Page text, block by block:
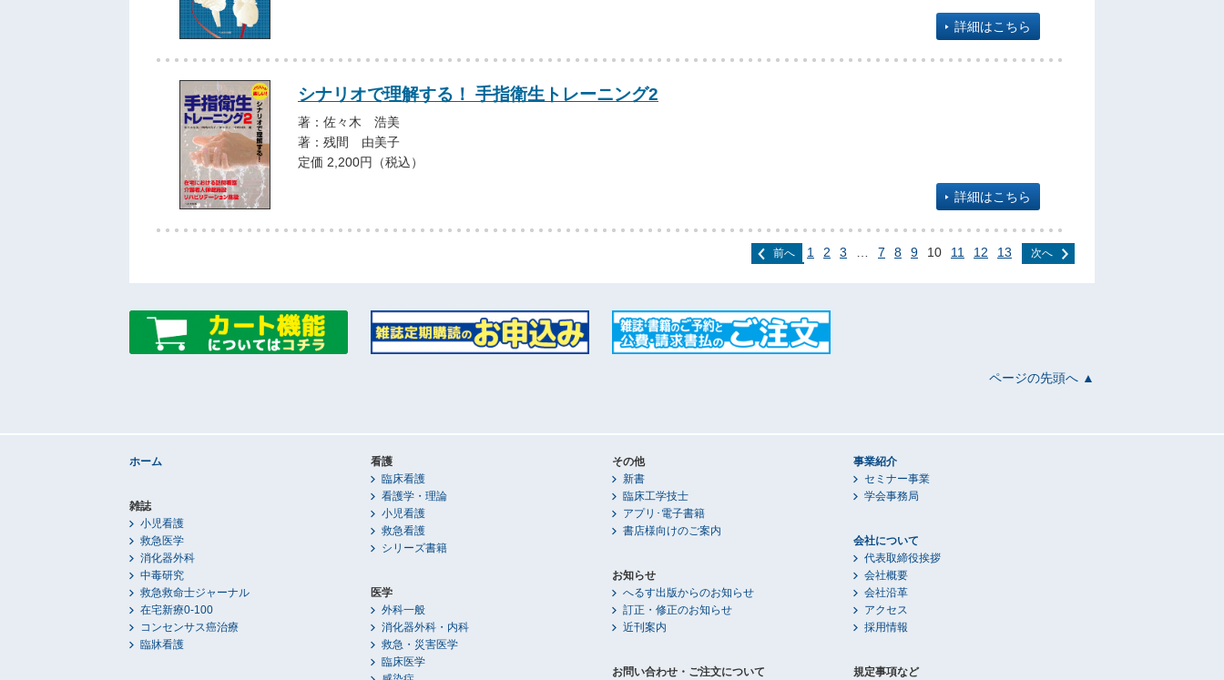
詳細はこちら
シナリオで理解する！ 手指衛生トレーニング2
著：佐々木 浩美
著：残間 由美子
定価 2,200円（税込）
詳細はこちら
前へ 1 2 3 7 8 9 10 11 12 13 次へ
ページの先頭へ ▲
ホーム
雑誌
小児看護
救急医学
消化器外科
中毒研究
救急救命士ジャーナル
在宅新療0-100
コンセンサス癌治療
臨牀看護
看護
臨床看護
看護学・理論
小児看護
救急看護
シリーズ書籍
医学
外科一般
消化器外科・内科
救急・災害医学
臨床医学
その他
新書
臨床工学技士
アプリ･電子書籍
書店様向けのご案内
お知らせ
へるす出版からのお知らせ
訂正・修正のお知らせ
近刊案内
お問い合わせ・ご注文について
事業紹介
セミナー事業
学会事務局
会社について
代表取締役挨拶
会社概要
会社沿革
アクセス
採用情報
規定事項など